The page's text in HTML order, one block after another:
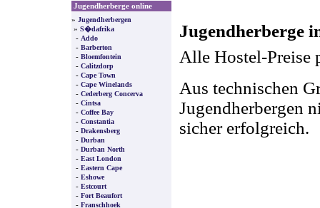
Jugendherberge online
» Jugendherbergen
» S�dafrika
- Addo
- Barberton
- Bloemfontein
- Calitzdorp
- Cape Town
- Cape Winelands
- Cederberg Concerva
- Cintsa
- Coffee Bay
- Constantia
- Drakensberg
- Durban
- Durban North
- East London
- Eastern Cape
- Eshowe
- Estcourt
- Fort Beaufort
- Franschhoek
Jugendherberge
Alle Hostel-Preise
Aus technischen
Jugendherbergen
sicher erfolgreich.